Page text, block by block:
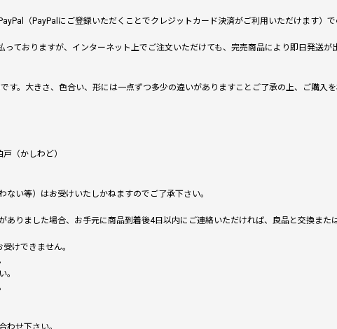
（PayPalにご登録いただくことでクレジットカード決済がご利用いただけます）
ておりますが、インターネット上でご注文いただけても、完売商品により即日発送
。大きさ、色合い、形には一点ずつ多少の違いがありますことご了承の上、ご購入を
（かしわど）
い等）はお受けいたしかねますのでご了承下さい。
りました場合、お手元に商品到着後4日以内にご連絡いただければ、良品と交換また
けできません。
。
わせ下さい。